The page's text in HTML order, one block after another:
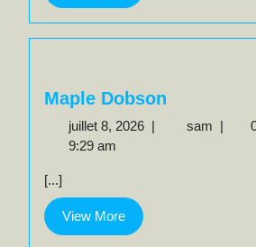
More
Maple Dobson
juillet 8, 2026 juillet
| sam Maple
|
9:29 am
[...]
View MoreView
More